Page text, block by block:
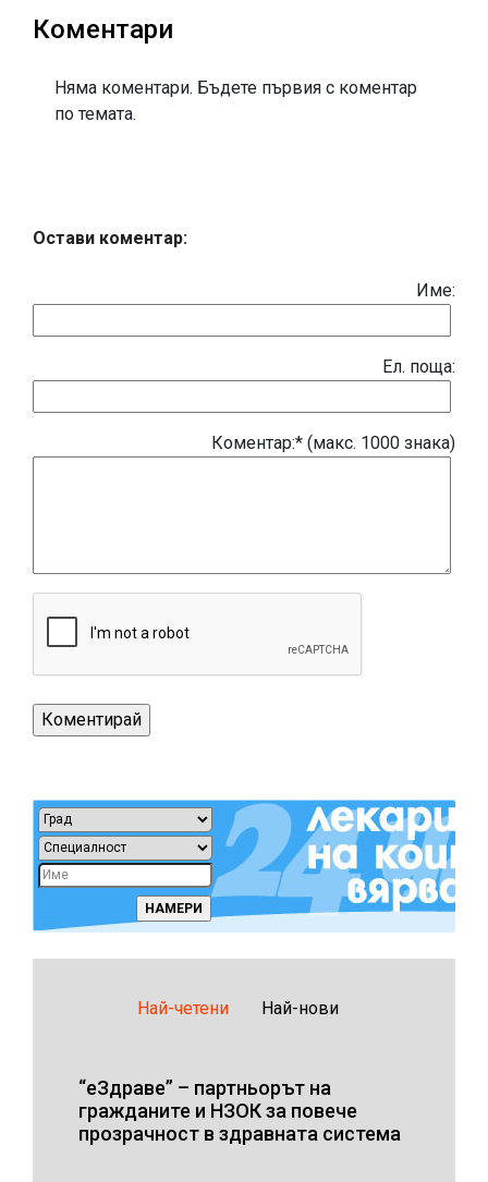
Коментари
Няма коментари. Бъдете първия с коментар
по темата.
Остави коментар:
Име:
Eл. поща:
Коментар:* (макс. 1000 знака)
Най-четени Най-нови
“еЗдраве” – партньорът на
гражданите и НЗОК за повече
прозрачност в здравната система